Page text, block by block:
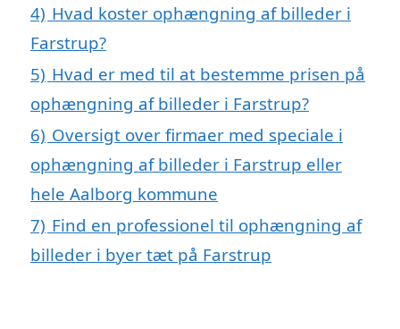
4) Hvad koster ophængning af billeder i
Farstrup?
5) Hvad er med til at bestemme prisen på
ophængning af billeder i Farstrup?
6) Oversigt over firmaer med speciale i
ophængning af billeder i Farstrup eller
hele Aalborg kommune
7) Find en professionel til ophængning af
billeder i byer tæt på Farstrup